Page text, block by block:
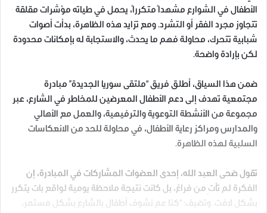
الأطفال في الشوارع مشهداً متكرراً، يحمل في طياته مؤشرات مقلقة
تتجاوز مجرد الفقر أو التشرد. ومع تزايد هذه الظاهرة، بدأت أصوات
شبابية تتحرك، محاولة فهم ما يحدث، والاستجابة له بإمكانات محدودة
لكن بإرادة واضحة.
ضمن هذا السياق، أطلق فريق “ملتقى سوريا الجديدة” مبادرة
مجتمعية تهدف إلى دعم الأطفال المعرضين للمخاطر في الشارع، عبر
مجموعة من الأنشطة التوعوية والترفيهية، والعمل مع الأهالي
والمدارس ومراكز رعاية الأطفال، في محاولة للحد من الانعكاسات
السلبية لهذه الظاهرة.
تقول ضحى العبد الله، إحدى العضوات المشاركات في المبادرة، إن
الفكرة لم تأتِ من فراغ، بل كانت نتيجة ملاحظة يومية لواقع بات يتكرر
بشكل لافت. وتضيف: “كنا عم نشوف أطفال بالشارع بشكل مستمر،